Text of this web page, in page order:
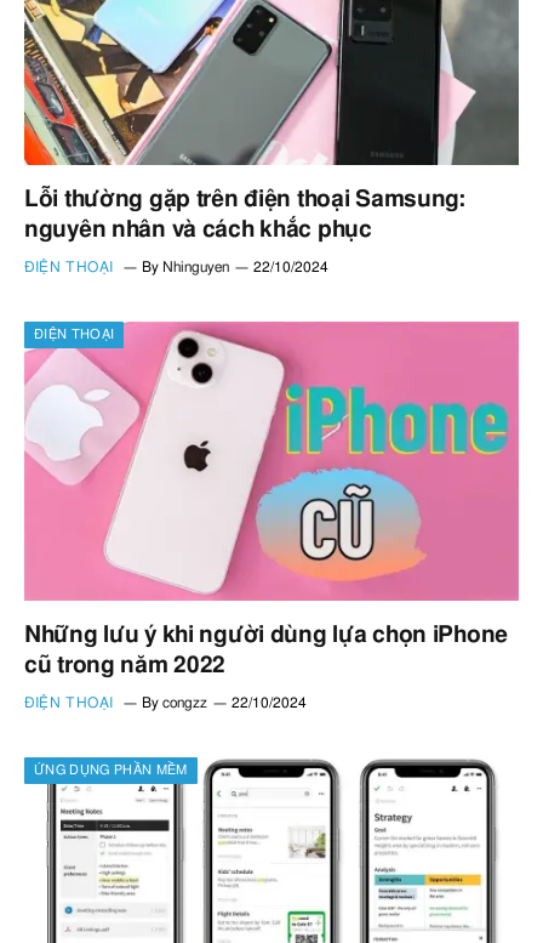
Lỗi thường gặp trên điện thoại Samsung:
nguyên nhân và cách khắc phục
ĐIỆN THOẠI By Nhinguyen 22/10/2024
ĐIỆN THOẠI
Những lưu ý khi người dùng lựa chọn iPhone
cũ trong năm 2022
ĐIỆN THOẠI By congzz 22/10/2024
ỨNG DỤNG PHẦN MỀM